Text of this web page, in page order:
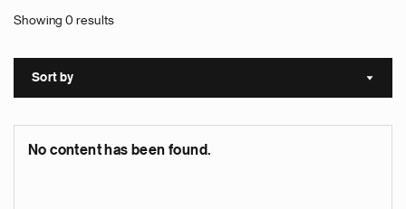
Showing 0 results
Sort by Sort
No content has been found.